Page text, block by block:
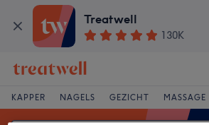
Treatwell
130K
KAPPER NAGELS GEZICHT MASSAGE